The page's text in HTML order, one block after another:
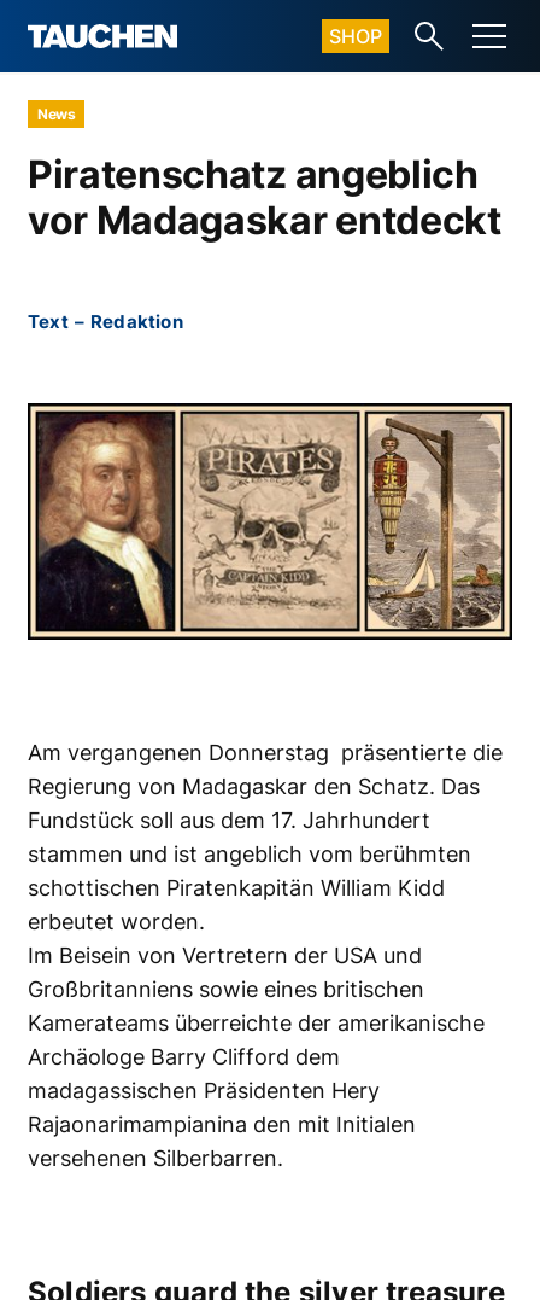
SHOP
News
Piratenschatz angeblich
vor Madagaskar entdeckt
Text – Redaktion
Am vergangenen Donnerstag präsentierte die
Regierung von Madagaskar den Schatz. Das
Fundstück soll aus dem 17. Jahrhundert
stammen und ist angeblich vom berühmten
schottischen Piratenkapitän William Kidd
erbeutet worden.
Im Beisein von Vertretern der USA und
Großbritanniens sowie eines britischen
Kamerateams überreichte der amerikanische
Archäologe Barry Clifford dem
madagassischen Präsidenten Hery
Rajaonarimampianina den mit Initialen
versehenen Silberbarren.
Soldiers guard the silver treasure